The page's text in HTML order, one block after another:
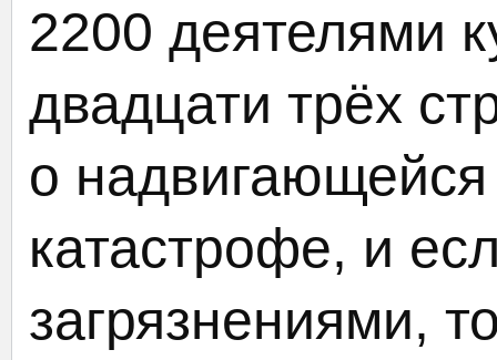
2200 деятелями
двадцати трёх
о надвигающейся
катастрофе, и
загрязнениями,